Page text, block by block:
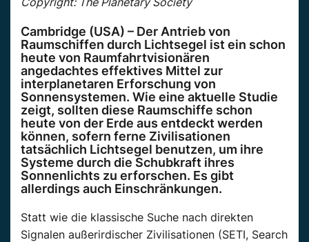
Cambridge (USA) – Der Antrieb von
Raumschiffen durch Lichtsegel ist ein schon
heute von Raumfahrtvisionären
angedachtes effektives Mittel zur
interplanetaren Erforschung von
Sonnensystemen. Wie eine aktuelle Studie
zeigt, sollten diese Raumschiffe schon
heute von der Erde aus entdeckt werden
können, sofern ferne Zivilisationen
tatsächlich Lichtsegel benutzen, um ihre
Systeme durch die Schubkraft ihres
Sonnenlichts zu erforschen. Es gibt
allerdings auch Einschränkungen.
Statt wie die klassische Suche nach direkten
Signalen außerirdischer Zivilisationen (SETI, Search